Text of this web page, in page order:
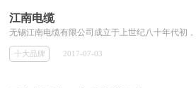
江南电缆
十大品牌 2017-07-03